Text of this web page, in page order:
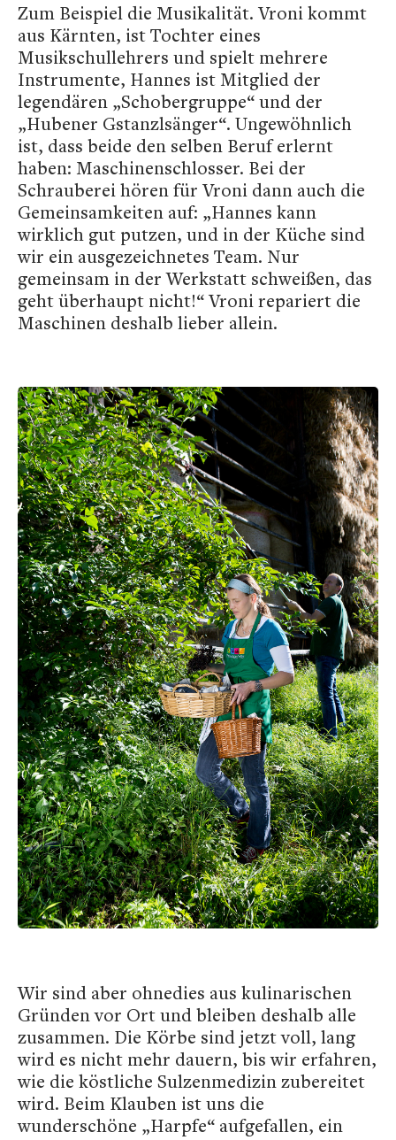
Zum Beispiel die Musikalität. Vroni kommt
aus Kärnten, ist Tochter eines
Musikschullehrers und spielt mehrere
Instrumente, Hannes ist Mitglied der
legendären „Schobergruppe“ und der
„Hubener Gstanzlsänger“. Ungewöhnlich
ist, dass beide den selben Beruf erlernt
haben: Maschinenschlosser. Bei der
Schrauberei hören für Vroni dann auch die
Gemeinsamkeiten auf: „Hannes kann
wirklich gut putzen, und in der Küche sind
wir ein ausgezeichnetes Team. Nur
gemeinsam in der Werkstatt schweißen, das
geht überhaupt nicht!“ Vroni repariert die
Maschinen deshalb lieber allein.
Wir sind aber ohnedies aus kulinarischen
Gründen vor Ort und bleiben deshalb alle
zusammen. Die Körbe sind jetzt voll, lang
wird es nicht mehr dauern, bis wir erfahren,
wie die köstliche Sulzenmedizin zubereitet
wird. Beim Klauben ist uns die
wunderschöne „Harpfe“ aufgefallen, ein